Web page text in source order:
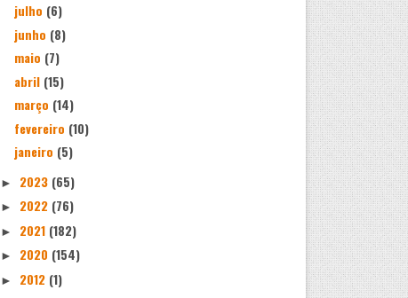
julho (6)
junho (8)
maio (7)
abril (15)
março (14)
fevereiro (10)
janeiro (5)
► 2023 (65)
► 2022 (76)
► 2021 (182)
► 2020 (154)
► 2012 (1)